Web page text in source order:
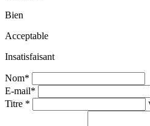
Bien
Acceptable
Insatisfaisant
Nom*
E-mail*
Titre *